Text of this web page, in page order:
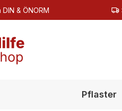
springen
& ÖNORM
Pflaster